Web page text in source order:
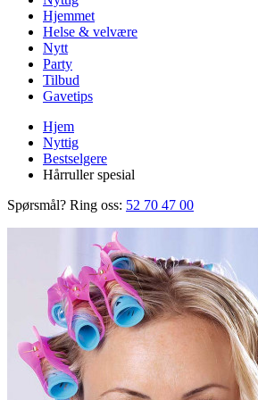
Hjemmet
Helse & velvære
Nytt
Party
Tilbud
Gavetips
Hjem
Nyttig
Bestselgere
Hårruller spesial
Spørsmål? Ring oss: 52 70 47 00